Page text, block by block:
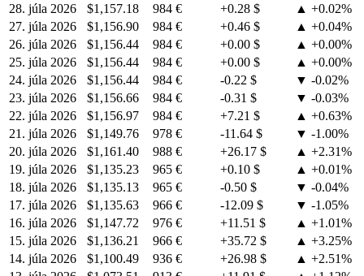
28. júla 2026
$1,157.18 984 € +0.28 $
▲ +0.02%
27. júla 2026
$1,156.90 984 € +0.46 $
▲ +0.04%
26. júla 2026
$1,156.44 984 € +0.00 $
▲ +0.00%
25. júla 2026
$1,156.44 984 € +0.00 $
▲ +0.00%
24. júla 2026
$1,156.44 984 € -0.22 $
▼ -0.02%
23. júla 2026
$1,156.66 984 € -0.31 $
▼ -0.03%
22. júla 2026
$1,156.97 984 € +7.21 $
▲ +0.63%
21. júla 2026
$1,149.76 978 € -11.64 $
▼ -1.00%
20. júla 2026
$1,161.40 988 € +26.17 $
▲ +2.31%
19. júla 2026
$1,135.23 965 € +0.10 $
▲ +0.01%
18. júla 2026
$1,135.13 965 € -0.50 $
▼ -0.04%
17. júla 2026
$1,135.63 966 € -12.09 $
▼ -1.05%
16. júla 2026
$1,147.72 976 € +11.51 $
▲ +1.01%
15. júla 2026
$1,136.21 966 € +35.72 $
▲ +3.25%
14. júla 2026
$1,100.49 936 € +26.98 $
▲ +2.51%